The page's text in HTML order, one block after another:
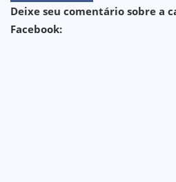
Deixe seu comentário sobre a
Facebook: